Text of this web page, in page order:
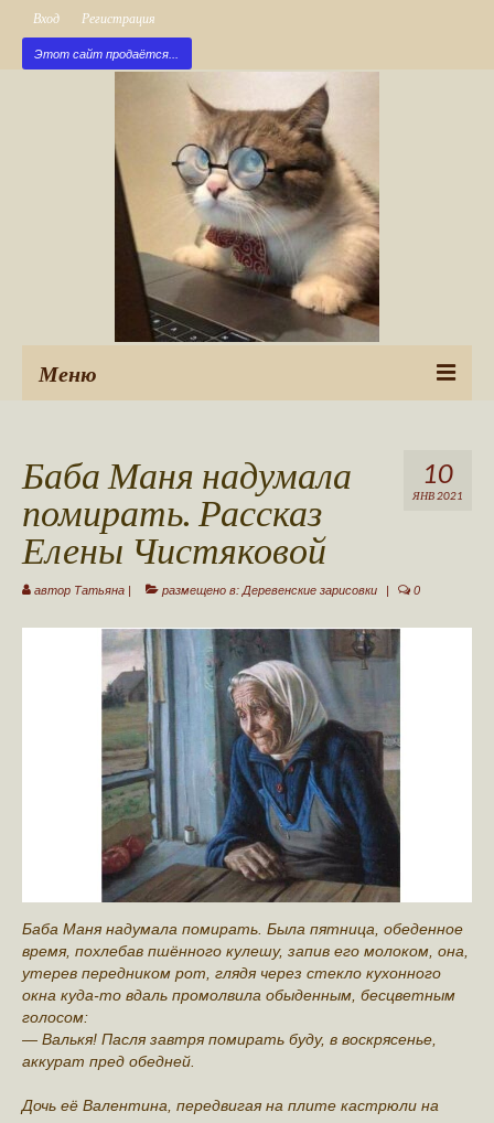
Вход Регистрация
Этот сайт продаётся...
Меню
Новые публикации
Ваша публикация
Авторы сайта
Обратная связь
10
ЯНВ 2021
Баба Маня надумала
помирать. Рассказ
Елены Чистяковой
автор Татьяна | размещено в: Деревенские зарисовки | 0
Баба Маня надумала помирать. Была пятница, обеденное
время, похлебав пшённого кулешу, запив его молоком, она,
утерев передником рот, глядя через стекло кухонного
окна куда-то вдаль промолвила обыденным, бесцветным
голосом:
— Валькя! Пасля завтря помирать буду, в воскрясенье,
аккурат пред обедней.
Дочь её Валентина, передвигая на плите кастрюли на